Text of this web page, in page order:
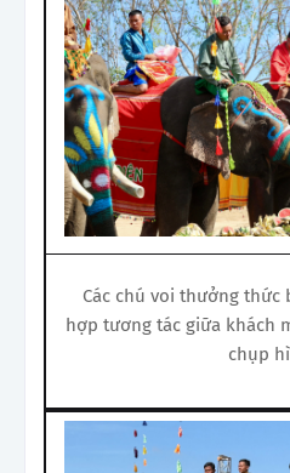
Các chú voi thưởng
hợp tương tác giữa khách
chụp